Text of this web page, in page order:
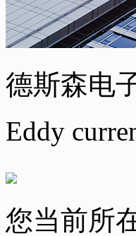
德斯森电
Eddy
您当前所